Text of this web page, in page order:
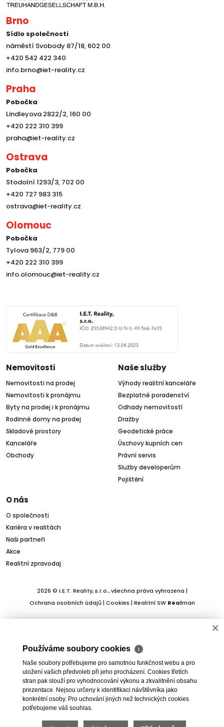
Brno
Sídlo společnosti
náměstí Svobody 87/18, 602 00
+420 542 422 340
info.brno@iet-reality.cz
Praha
Pobočka
Lindleyova 2822/2, 160 00
+420 222 310 399
praha@iet-reality.cz
Ostrava
Pobočka
Stodolní 1293/3, 702 00
+420 727 983 315
ostrava@iet-reality.cz
Olomouc
Pobočka
Tylova 963/2, 779 00
+420 222 310 399
info.olomouc@iet-reality.cz
Nemovitosti
Nemovitosti na prodej
Nemovitosti k pronájmu
Byty na prodej i k pronájmu
Rodinné domy na prodej
Skladové prostory
Kanceláře
Obchody
Naše služby
Výhody realitní kanceláře
Bezplatné poradenství
Odhady nemovitostí
Dražby
Geodetické práce
Úschovy kupních cen
Právní servis
Služby developerům
Pojištění
O nás
O společnosti
Kariéra v realitách
Naši partneři
Akce
Realitní zpravodaj
2026 © I.E.T. Reality, s.r.o., všechna práva vyhrazena |
Ochrana osobních údajů| Cookies | Realitní SW Realman
×
Používáme soubory cookies ℹ
Naše soubory potřebujeme pro samotnou funkčnost webu a pro
uložení vašich předvoleb při jeho procházení. Cookies třetích
stran pak slouží pro vyhodnocování výkonu a zkvalitnění obsahu
prezentace. Nejsou určeny k identifikaci návštěvníka jako
konkrétní osoby. Pro uchování jiných než technických cookies
potřebujeme váš souhlas.